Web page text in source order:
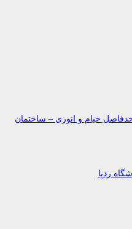
و انوری – ساختمان